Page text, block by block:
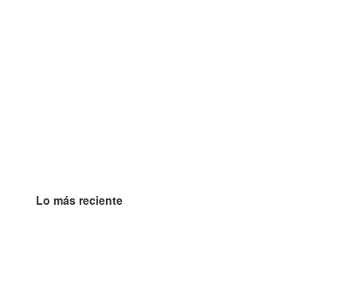
Lo más reciente